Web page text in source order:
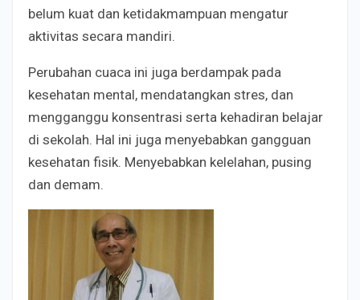
belum kuat dan ketidakmampuan mengatur
aktivitas secara mandiri.
Perubahan cuaca ini juga berdampak pada
kesehatan mental, mendatangkan stres, dan
mengganggu konsentrasi serta kehadiran belajar
di sekolah. Hal ini juga menyebabkan gangguan
kesehatan fisik. Menyebabkan kelelahan, pusing
dan demam.